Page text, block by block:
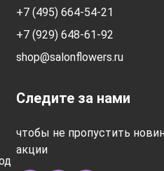
+7 (495) 664-54-21
+7 (929) 648-61-92
shop@salonflowers.ru
Следите за нами
чтобы не пропустить
акции